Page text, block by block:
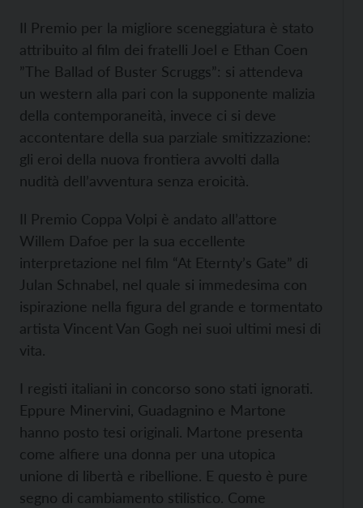
Il Premio per la migliore sceneggiatura è stato
attribuito al film dei fratelli Joel e Ethan Coen
”The Ballad of Buster Scruggs”: si attendeva
un western alla pari con la supponente malizia
della contemporaneità, invece ci si deve
accontentare della sua parziale smitizzazione:
gli eroi della nuova frontiera avvolti dalla
nudità dell’avventura senza eroicità.
Il Premio Coppa Volpi è andato all’attore
Willem Dafoe per la sua eccellente
interpretazione nel film “At Eternty’s Gate” di
Julan Schnabel, nel quale si immedesima con
ispirazione nella figura del grande e tormentato
artista Vincent Van Gogh nei suoi ultimi mesi di
vita.
I registi italiani in concorso sono stati ignorati.
Eppure Minervini, Guadagnino e Martone
hanno posto tesi originali. Martone presenta
come alfiere una donna per una utopica
unione di libertà e ribellione. E questo è pure
segno di cambiamento stilistico. Come